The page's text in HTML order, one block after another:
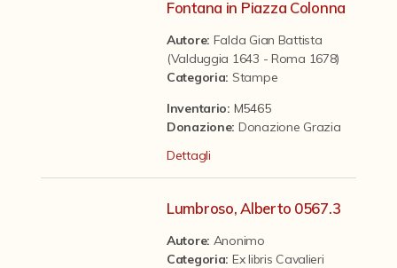
Fontana in Piazza Colonna
Autore: Falda Gian Battista
(Valduggia 1643 - Roma 1678)
Categoria: Stampe
Inventario: M5465
Donazione: Donazione Grazia
Dettagli
Lumbroso, Alberto 0567.3
Autore: Anonimo
Categoria: Ex libris Cavalieri